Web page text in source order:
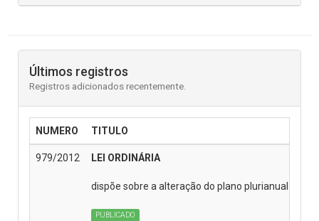
Últimos registros
Registros adicionados recentemente.
NUMERO TITULO
979/2012 LEI ORDINÁRIA
dispõe sobre a alteração do plano plurianual para
PUBLICADO